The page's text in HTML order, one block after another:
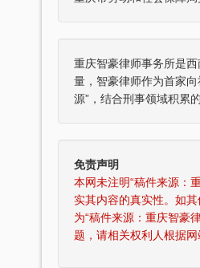
重庆智豪律师事务所是
量，智豪律师作为首家
源”，结合刑事领域积累
免责声明
本网未注明“稿件来源：
实其内容的真实性。如
为“稿件来源：重庆智豪
题，请相关权利人根据
师获得“年度最佳刑事辩护律师”荣